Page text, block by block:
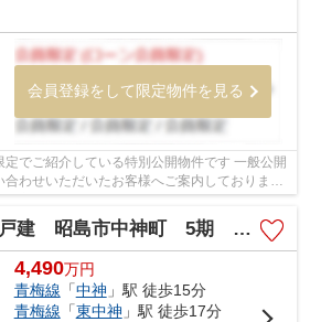
会員登録をして限定物件を見る
でご紹介している特別公開物件です 一般公開
わせいただいたお客様へご案内しております
方は、お早めにお...
建 昭島市中神町 5期 全6棟
4,490万円
青梅線 「中神 」駅 徒歩15分
青梅線 「東中神 」駅 徒歩17分